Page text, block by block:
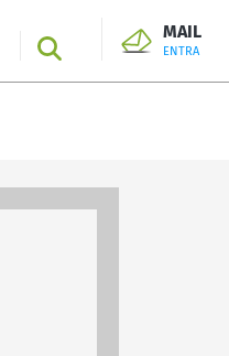
SEARCH
MAIL
ENTRA